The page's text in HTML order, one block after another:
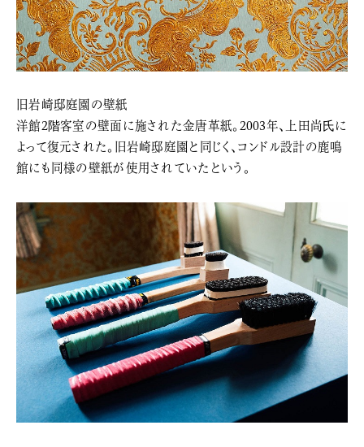
旧岩崎邸庭園の壁紙
洋館2階客室の壁面に施された金唐革紙。2003年、上田尚氏に
よって復元された。旧岩崎邸庭園と同じく、コンドル設計の鹿鳴
館にも同様の壁紙が使用されていたという。